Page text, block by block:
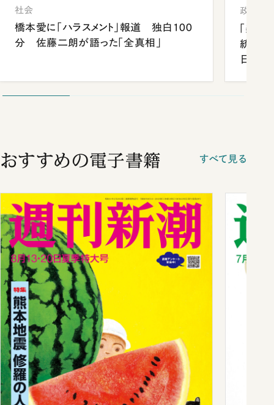
社会
橋本愛に「ハラスメント」報道 独白100
分 佐藤二朗が語った「全真相」
政治
「楽し
統領と
日米
おすすめの電子書籍 すべて見る